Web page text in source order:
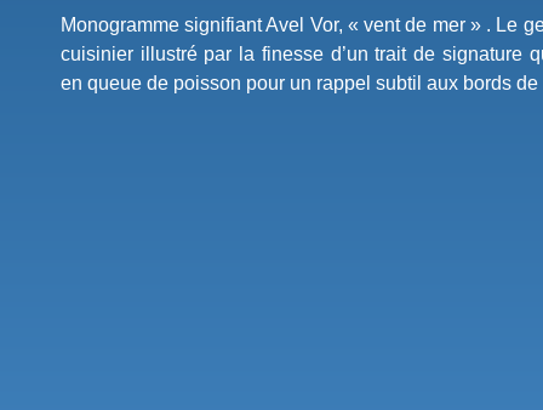
Monogramme signifiant Avel Vor, « vent de mer » . Le
cuisinier illustré par la finesse d’un trait de signature
en queue de poisson pour un rappel subtil aux bords de